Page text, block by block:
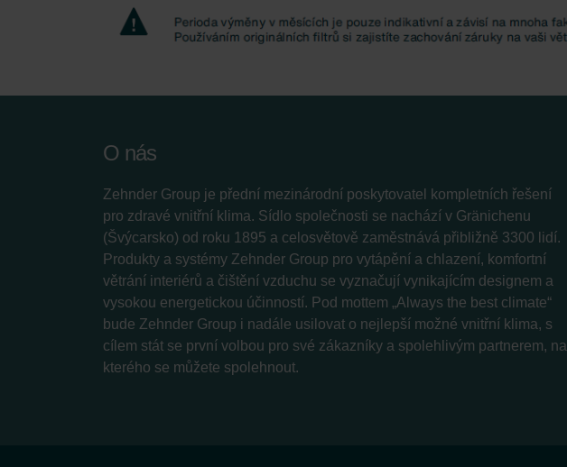
O nás
Zehnder Group je přední mezinárodní poskytovatel kompletních řešení
pro zdravé vnitřní klima. Sídlo společnosti se nachází v Gränichenu
(Švýcarsko) od roku 1895 a celosvětově zaměstnává přibližně 3300 lidí.
Produkty a systémy Zehnder Group pro vytápění a chlazení, komfortní
větrání interiérů a čištění vzduchu se vyznačují vynikajícím designem a
vysokou energetickou účinností. Pod mottem „Always the best climate“
bude Zehnder Group i nadále usilovat o nejlepší možné vnitřní klima, s
cílem stát se první volbou pro své zákazníky a spolehlivým partnerem, na
kterého se můžete spolehnout.